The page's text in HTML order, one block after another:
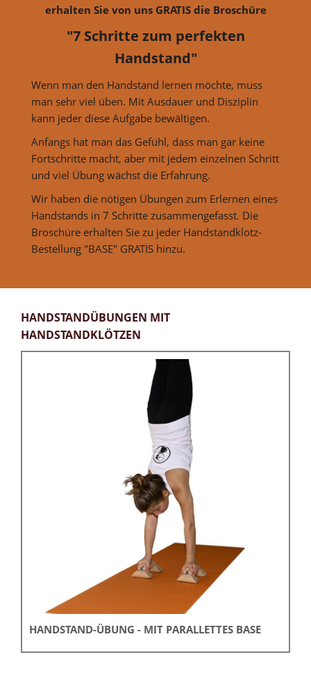
erhalten Sie von uns GRATIS die Broschüre
"7 Schritte zum perfekten
Handstand"
Wenn man den Handstand lernen möchte, muss
man sehr viel üben. Mit Ausdauer und Disziplin
kann jeder diese Aufgabe bewältigen.
Anfangs hat man das Gefühl, dass man gar keine
Fortschritte macht, aber mit jedem einzelnen Schritt
und viel Übung wächst die Erfahrung.
Wir haben die nötigen Übungen zum Erlernen eines
Handstands in 7 Schritte zusammengefasst. Die
Broschüre erhalten Sie zu jeder Handstandklotz-
Bestellung "BASE" GRATIS hinzu.
HANDSTANDÜBUNGEN MIT
HANDSTANDKLÖTZEN
HANDSTAND-ÜBUNG - MIT PARALLETTES BASE